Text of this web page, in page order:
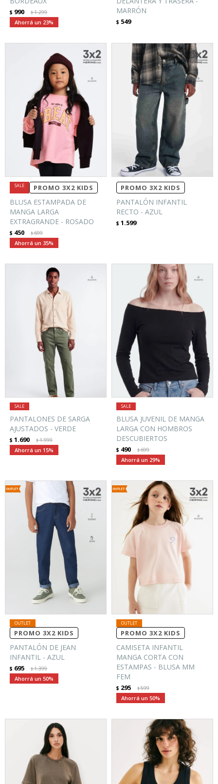
$ 990 $1.299
23
MARRÓN
$ 549
PROMO 3X2 KIDS
BLUSA ESTAMPADA DE
MANGA LARGA
EXTRAGRANDE - ROSADO
$ 450 $699
35
PROMO 3X2 KIDS
PANTALÓN INFANTIL
RECTO - AZUL
$ 1.599
PANTALONES DE SARGA
AJUSTADOS - VERDE
$ 1.690 $1.999
15
BLUSA JUVENIL DE MANGA
LARGA CON HOMBROS
DESCUBIERTOS
$ 490 $699
29
PROMO 3X2 KIDS
PANTALÓN DE JEAN
INFANTIL - AZUL
$ 695 $1.399
50
PROMO 3X2 KIDS
CAMISETA INFANTIL
MANGA CORTA CON
ESTAMPAS - BLUSA MM
FEM
$ 295 $599
50